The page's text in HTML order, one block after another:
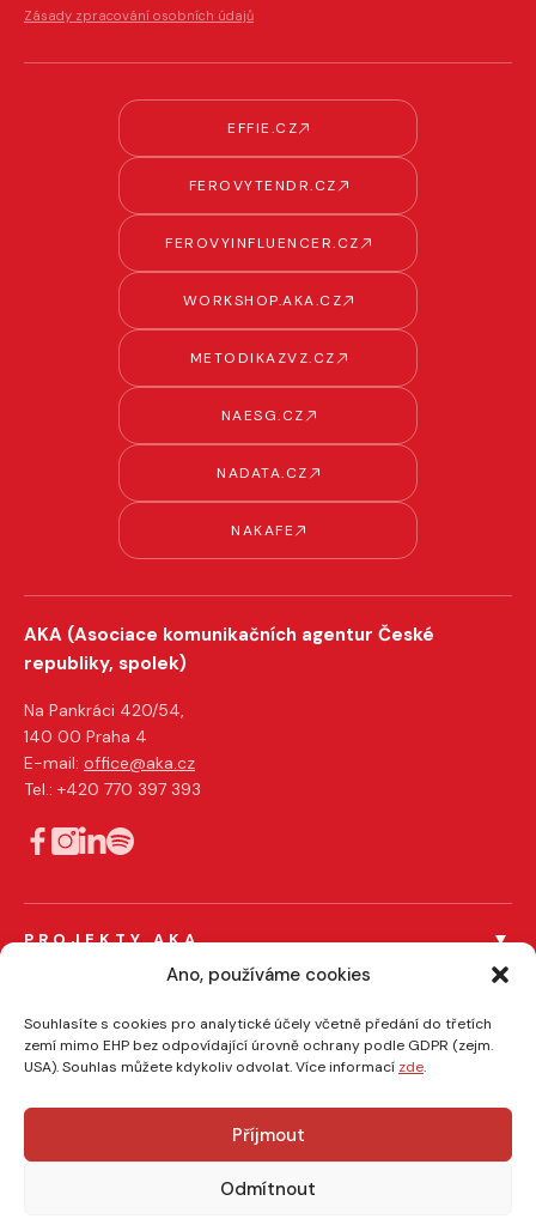
Ano, používáme cookies
Souhlasíte s cookies pro analytické účely včetně předání do třetích
zemí mimo EHP bez odpovídající úrovně ochrany podle GDPR (zejm.
USA). Souhlas můžete kdykoliv odvolat. Více informací zde.
Příjmout
Odmítnout
Zásady zpracování osobních údajů
EFFIE.CZ
FEROVYTENDR.CZ
FEROVYINFLUENCER.CZ
WORKSHOP.AKA.CZ
METODIKAZVZ.CZ
NAESG.CZ
NADATA.CZ
NAKAFE
AKA (Asociace komunikačních agentur České
republiky, spolek)
Na Pankráci 420/54,
140 00 Praha 4
E-mail: office@aka.cz
Tel.: +420 770 397 393
PROJEKTY AKA
Férový influencer
EFFIE
Semináře a školení pro veřejnou správu
Certifikace členů
Pricing advisory
O AKA
Aktuality